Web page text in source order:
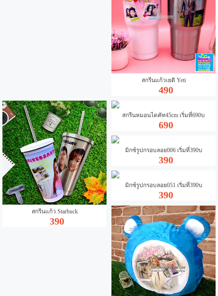
สกรีนแก้วเยติ Yeti
490
สกรีนแก้ว Starbuck
390
สกรีนหมอนไดคัท45cm เริ่มที่690บ
690
มิกซ์รูปกรอบลอย006 เริ่มที่390บ
390
มิกซ์รูปกรอบลอย051 เริ่มที่390บ
390